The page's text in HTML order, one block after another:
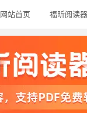
网站首页 福昕阅读